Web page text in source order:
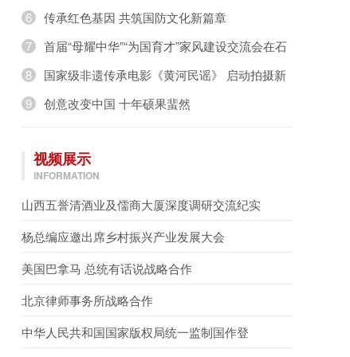
6
传承红色基因 共筑国防文化新篇章
7
首届“母耀中华”“为国育才”家风建设交流会在石
8
国家级非遗传承电影《黄河民谣》 启动拍摄新
9
创意改变中国 十年硕果蜚然
视频展示
INFORMATION
山西五誉清酒业及儒商大厦深度调研交流纪实
杨总编应邀出席乡村振兴产业发展大会
美国巴拿马 总统有话说战略合作
北京律师事务所战略合作
中华人民共和国国家版权局统一监制国作登